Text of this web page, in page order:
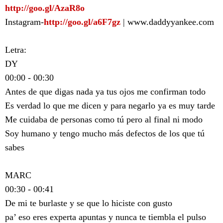
http://goo.gl/AzaR8o
Instagram-http://goo.gl/a6F7gz | www.daddyyankee.com
Letra:
DY
00:00 - 00:30
Antes de que digas nada ya tus ojos me confirman todo
Es verdad lo que me dicen y para negarlo ya es muy tarde
Me cuidaba de personas como tú pero al final ni modo
Soy humano y tengo mucho más defectos de los que tú
sabes
MARC
00:30 - 00:41
De mi te burlaste y se que lo hiciste con gusto
pa’ eso eres experta apuntas y nunca te tiembla el pulso